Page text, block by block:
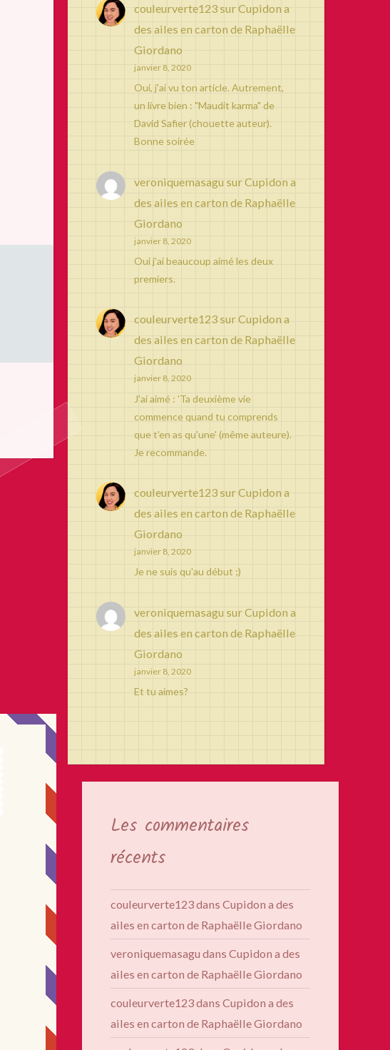
couleurverte123surCupidon a
des ailes en carton de Raphaëlle
Giordano
janvier 8, 2020
Oui, j'ai vu ton article. Autrement,
un livre bien : "Maudit karma" de
David Safier (chouette auteur).
Bonne soirée
veroniquemasagu surCupidon a
des ailes en carton de Raphaëlle
Giordano
janvier 8, 2020
Oui j’ai beaucoup aimé les deux
premiers.
couleurverte123surCupidon a
des ailes en carton de Raphaëlle
Giordano
janvier 8, 2020
J'ai aimé : 'Ta deuxième vie
commence quand tu comprends
que t'en as qu'une' (même auteure).
Je recommande.
couleurverte123surCupidon a
des ailes en carton de Raphaëlle
Giordano
janvier 8, 2020
Je ne suis qu'au début ;)
veroniquemasagu surCupidon a
des ailes en carton de Raphaëlle
Giordano
janvier 8, 2020
Et tu aimes?
Les commentaires
récents
couleurverte123dans Cupidon a des
ailes en carton de Raphaëlle Giordano
veroniquemasagu dans Cupidon a des
ailes en carton de Raphaëlle Giordano
couleurverte123dans Cupidon a des
ailes en carton de Raphaëlle Giordano